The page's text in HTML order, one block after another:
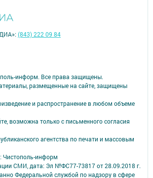
информ. Все права защищены.
размещенные на сайте, защищены
и распространение в любом объеме
возможна только с письменного согласия
агентства по печати и массовым
информ
СМИ, дата: Эл №ФС77-73817 от 28.09.2018 г.
Федеральной службой по надзору в сфере
(843) 222 09 84